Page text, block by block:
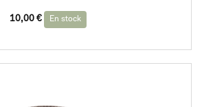
10,00 € En stock